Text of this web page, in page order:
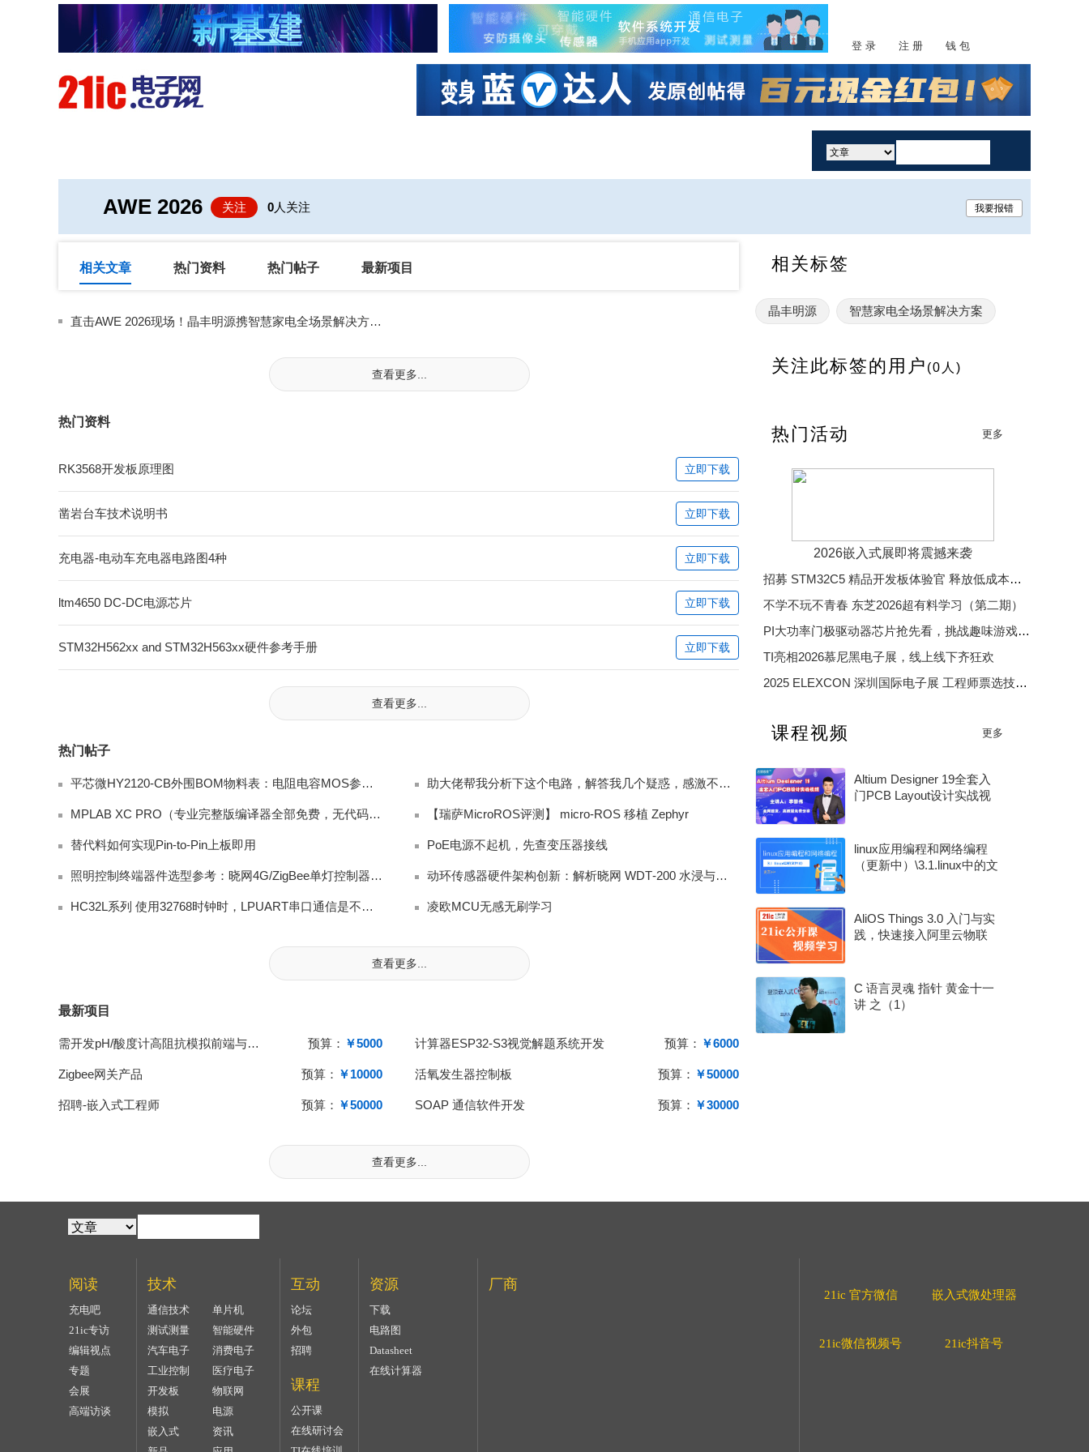
登 录 注 册 钱 包
AWE 2026 关注 0人关注 我要报错
相关文章 热门资料 热门帖子 最新项目
直击AWE 2026现场！晶丰明源携智慧家电全场景解决方案精彩亮相
查看更多...
热门资料
RK3568开发板原理图 立即下载
凿岩台车技术说明书 立即下载
充电器-电动车充电器电路图4种 立即下载
ltm4650 DC-DC电源芯片 立即下载
STM32H562xx and STM32H563xx硬件参考手册 立即下载
查看更多...
热门帖子
平芯微HY2120-CB外围BOM物料表：电阻电容MOS参数与应用电路图 助大佬帮我分析下这个电路，解答我几个疑惑，感激不尽！
MPLAB XC PRO（专业完整版编译器全部免费，无代码限制、无高级优化封锁，商 【瑞萨MicroROS评测】 micro-ROS 移植 Zephyr
替代料如何实现Pin-to-Pin上板即用 PoE电源不起机，先查变压器接线
照明控制终端器件选型参考：晓网4G/ZigBee单灯控制器方案对比 动环传感器硬件架构创新：解析晓网 WDT‑200 水浸与门磁的同源设计思路
HC32L系列 使用32768时钟时，LPUART串口通信是不是设计缺陷 凌欧MCU无感无刷学习
查看更多...
最新项目
需开发pH/酸度计高阻抗模拟前端与单片机系统 预算： ￥5000 计算器ESP32-S3视觉解题系统开发 预算： ￥6000
Zigbee网关产品 预算： ￥10000 活氧发生器控制板 预算： ￥50000
招聘-嵌入式工程师 预算： ￥50000 SOAP 通信软件开发 预算： ￥30000
查看更多...
相关标签
晶丰明源 智慧家电全场景解决方案
关注此标签的用户 (0人)
热门活动 更多
2026嵌入式展即将震撼来袭
招募 STM32C5 精品开发板体验官 释放低成本、低功耗、高效率开发魅力
不学不玩不青春 东芝2026超有料学习（第二期）
PI大功率门极驱动器芯片抢先看，挑战趣味游戏赢精美好礼
TI亮相2026慕尼黑电子展，线上线下齐狂欢
2025 ELEXCON 深圳国际电子展 工程师票选技术大奖
2025 年度电子产业卓越奖
课程视频 更多
Altium Designer 19全套入
门PCB Layout设计实战视
linux应用编程和网络编程
（更新中）\3.1.linux中的文
AliOS Things 3.0 入门与实
践，快速接入阿里云物联
C 语言灵魂 指针 黄金十一
讲 之（1）
阅读
充电吧
21ic专访
编辑视点
专题
会展
高端访谈
技术
通信技术
单片机
测试测量
智能硬件
汽车电子
消费电子
工业控制
医疗电子
开发板
物联网
模拟
电源
嵌入式
资讯
互动
论坛
外包
招聘
课程
公开课
在线研讨会
资源
下载
电路图
Datasheet
在线计算器
厂商
21ic 官方微信 嵌入式微处理器
21ic微信视频号 21ic抖音号